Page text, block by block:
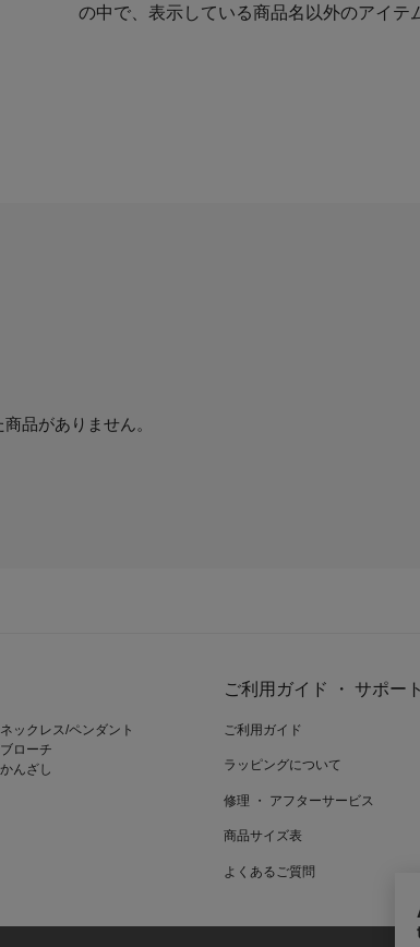
の中で、表示している商品名以外のアイテ
品がありません。
ネックレス/ペンダント
ブローチ
かんざし
ご利用ガイド ・ サポート
ご利用ガイド
ラッピングについて
修理 ・ アフターサービス
商品サイズ表
よくあるご質問